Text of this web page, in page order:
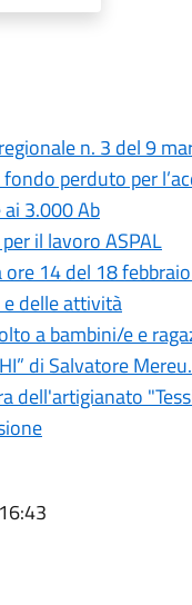
n. 3 del 9
perduto per
3.000 Ab
il lavoro ASPAL
14 del 18
delle attività
a bambini/e e
di Salvatore Mereu.
dell'artigianato